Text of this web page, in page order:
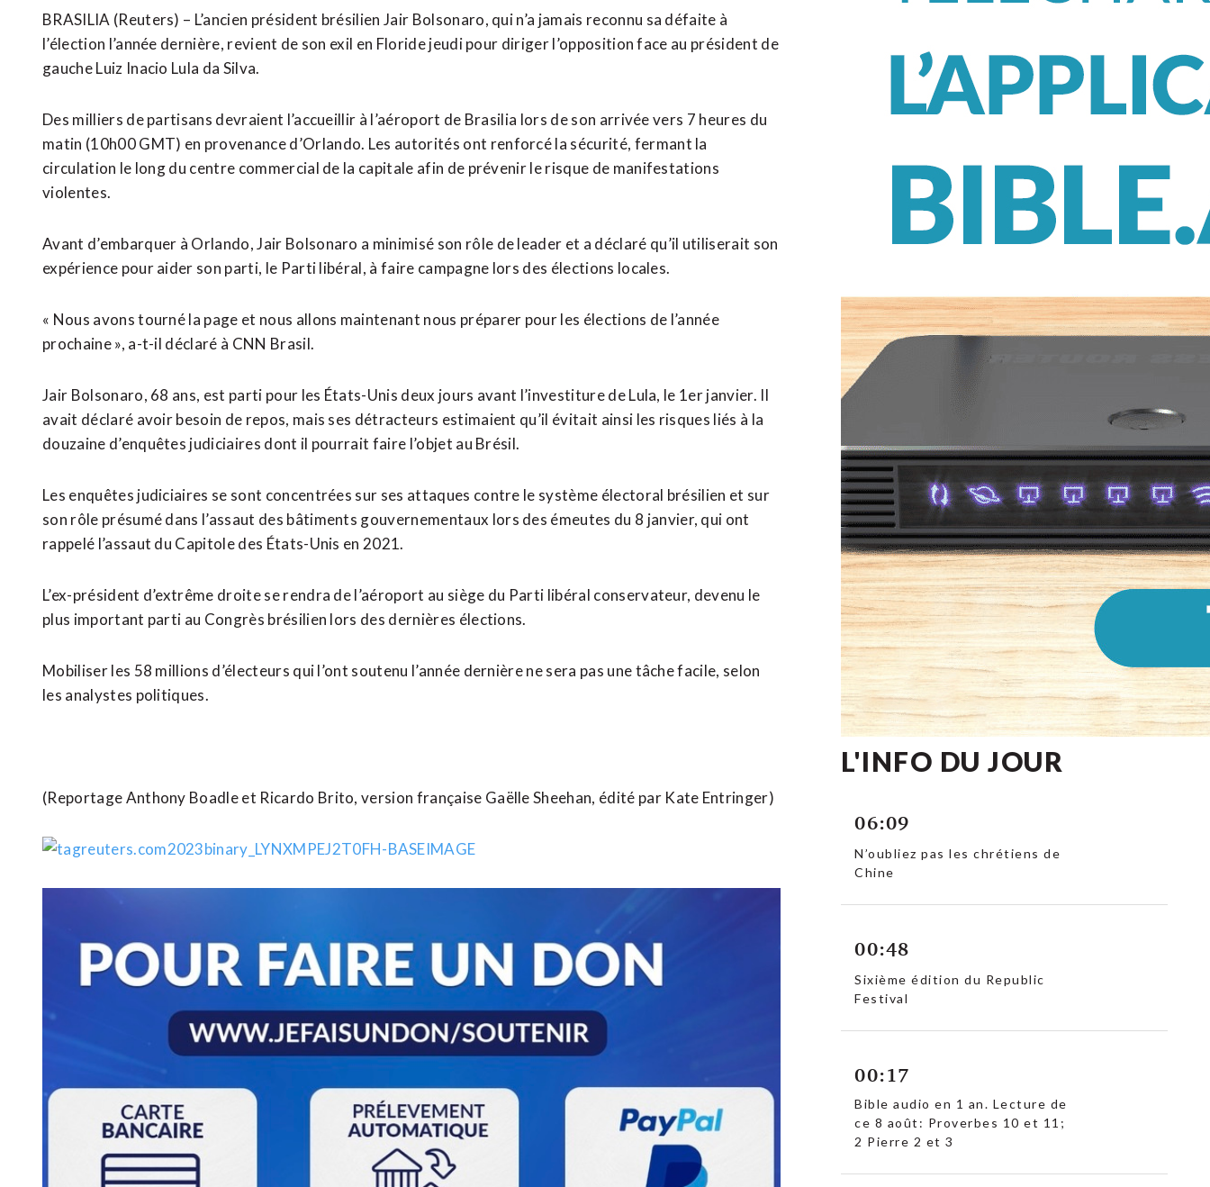
BRASILIA (Reuters) – L’ancien président brésilien Jair Bolsonaro, qui n’a jamais reconnu sa défaite à
l’élection l’année dernière, revient de son exil en Floride jeudi pour diriger l’opposition face au président de
gauche Luiz Inacio Lula da Silva.
Des milliers de partisans devraient l’accueillir à l’aéroport de Brasilia lors de son arrivée vers 7 heures du
matin (10h00 GMT) en provenance d’Orlando. Les autorités ont renforcé la sécurité, fermant la
circulation le long du centre commercial de la capitale afin de prévenir le risque de manifestations
violentes.
Avant d’embarquer à Orlando, Jair Bolsonaro a minimisé son rôle de leader et a déclaré qu’il utiliserait son
expérience pour aider son parti, le Parti libéral, à faire campagne lors des élections locales.
« Nous avons tourné la page et nous allons maintenant nous préparer pour les élections de l’année
prochaine », a-t-il déclaré à CNN Brasil.
Jair Bolsonaro, 68 ans, est parti pour les États-Unis deux jours avant l’investiture de Lula, le 1er janvier. Il
avait déclaré avoir besoin de repos, mais ses détracteurs estimaient qu’il évitait ainsi les risques liés à la
douzaine d’enquêtes judiciaires dont il pourrait faire l’objet au Brésil.
Les enquêtes judiciaires se sont concentrées sur ses attaques contre le système électoral brésilien et sur
son rôle présumé dans l’assaut des bâtiments gouvernementaux lors des émeutes du 8 janvier, qui ont
rappelé l’assaut du Capitole des États-Unis en 2021.
L’ex-président d’extrême droite se rendra de l’aéroport au siège du Parti libéral conservateur, devenu le
plus important parti au Congrès brésilien lors des dernières élections.
Mobiliser les 58 millions d’électeurs qui l’ont soutenu l’année dernière ne sera pas une tâche facile, selon
les analystes politiques.
(Reportage Anthony Boadle et Ricardo Brito, version française Gaëlle Sheehan, édité par Kate Entringer)
L'INFO DU JOUR
06:09
N’oubliez pas les chrétiens de
Chine
00:48
Sixième édition du Republic
Festival
00:17
Bible audio en 1 an. Lecture de
ce 8 août: Proverbes 10 et 11;
2 Pierre 2 et 3